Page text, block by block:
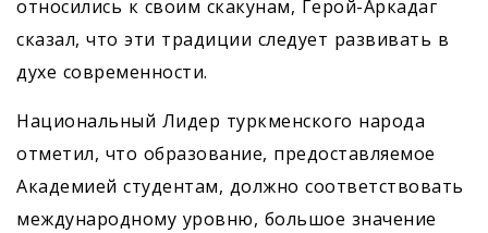
относились к своим скакунам, Герой-Аркадаг
сказал, что эти традиции следует развивать в
духе современности.
Национальный Лидер туркменского народа
отметил, что образование, предоставляемое
Академией студентам, должно соответствовать
международному уровню, большое значение